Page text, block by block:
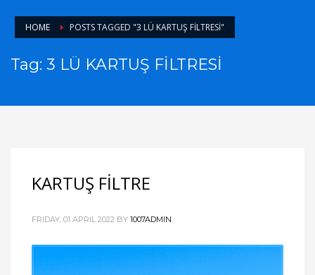
HOME POSTS TAGGED "3 LÜ KARTUŞ FİLTRESİ"
Tag: 3 LÜ KARTUŞ FİLTRESİ
KARTUŞ FİLTRE
FRIDAY, 01 APRIL 2022 BY 1007ADMIN